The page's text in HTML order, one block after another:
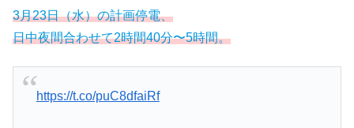
3月23日（水）の計画停電、
日中夜間合わせて2時間40分〜5時間。
https://t.co/puC8dfaiRf